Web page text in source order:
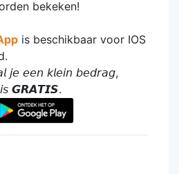
bekeken!
is beschikbaar voor IOS
𝘫𝘦 𝘦𝘦𝘯 𝘬𝘭𝘦𝘪𝘯 𝘣𝘦𝘥𝘳𝘢𝘨,
𝙂𝙍𝘼𝙏𝙄𝙎.